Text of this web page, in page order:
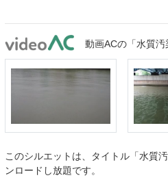
動画ACの「水質
このシルエットは、タイトル「水質
ンロードし放題です。